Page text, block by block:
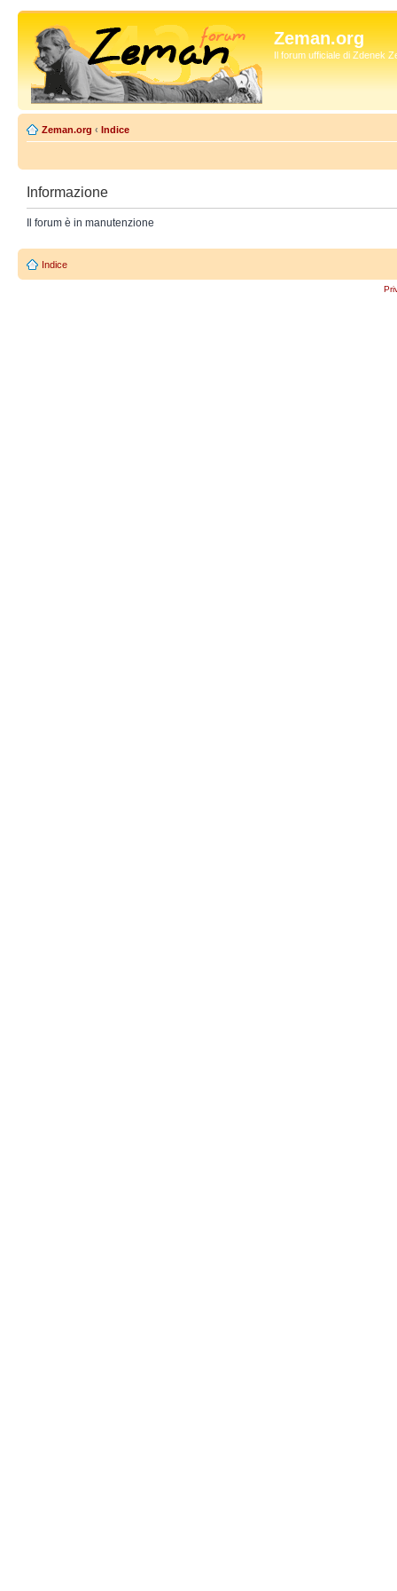
Zeman.org
Il forum ufficiale di Zdenek
Zeman.org ‹ Indice
Informazione
Il forum è in manutenzione
Indice